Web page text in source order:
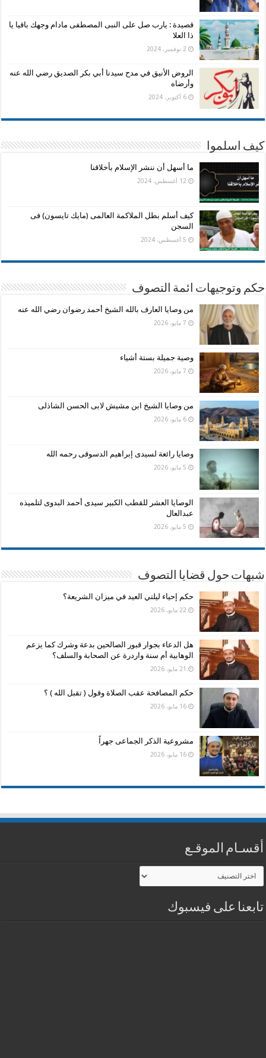
قصيدة : يارب صل على النبى المصطفى مادام وجهك باقيا يا
ذا العلا
2 نوفمبر، 2024
الروض الأنيق في مدح سيدنا أبي بكر الصديق رضي الله عنه
وأرضاه
6 أكتوبر، 2024
كيف اسلموا
ما أسهل أن ننشر الإسلام بأخلاقنا
12 أغسطس، 2024
كيف أسلم بطل الملاكمة العالمى (مايك تايسون) فى
السجن
5 أغسطس، 2024
حكم وتوجيهات ائمة التصوف
من وصايا العارف بالله الشيخ أحمد رضوان رضي الله عنه
7 مايو، 2026
وصية جميلة بستة أشياء
7 مايو، 2026
من وصايا الشيخ ابن مشيش لابى الحسن الشاذلى
6 مايو، 2026
وصايا رائعة لسيدى إبراهيم الدسوقى رحمه الله
5 مايو، 2026
الوصايا العشر للقطب الكبير سيدى أحمد البدوى لتلميذه
عبدالعال
5 مايو، 2026
شبهات حول قضايا التصوف
حكم إحياء ليلتي العيد في ميزان الشريعة؟
22 مايو، 2026
هل الدعاء بجوار قبور الصالحين بدعة وشرك كما يزعم
الوهابية أم سنة واردرة عن الصحابة والسلف؟
21 مايو، 2026
حكم المصافحة عقب الصلاة وقول ( تقبل الله ) ؟
16 مايو، 2026
مشروعية الذكر الجماعى جهراً
16 مايو، 2026
أقسـام الموقـع
أقسـام
الموقـع
تابعنا على فيسبوك